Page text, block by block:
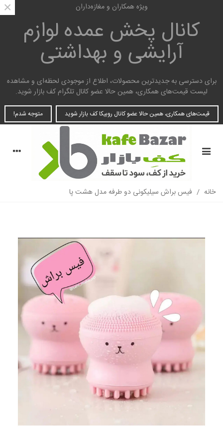
ویژه همکاران و مغازه‌داران
کانال پخش عمدهلوازم
آرایشی و بهداشتی
برای دسترسی به جدیدترین محصولات، اطلاع از موجودی لحظه‌ای و مشاهده
لیست قیمت‌های همکاری، همین حالا عضو کانال تلگرام کف بازار شوید.
قیمت‌های همکاری، همین حالا عضو کانال روبیکا کف بازار شوید متوجه شدم!
×
خانه / فیس براش سیلیکونی دو طرفه مدل هشت پا